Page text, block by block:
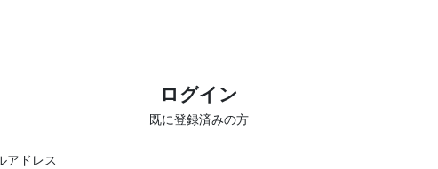
ログイン
既に登録済みの方
アドレス